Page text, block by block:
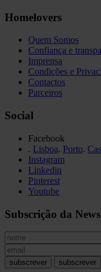
Homelovers
Quem Somos
Confiança e
Imprensa
Condições e
Contactos
Parceiros
Social
Facebook
. Lisboa. Porto.
Instagram
Linkedin
Pinterest
Youtube
Subscrição da
subscrever subscrever